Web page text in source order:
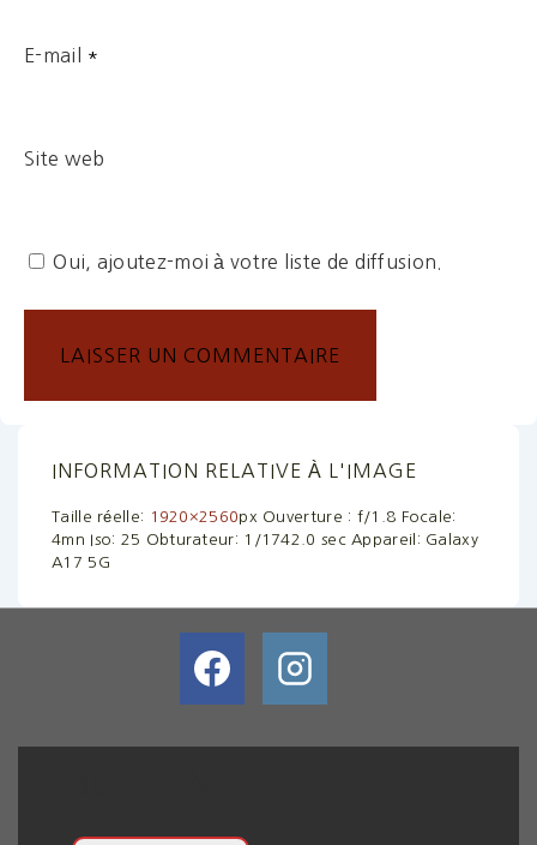
E-mail *
Site web
Oui, ajoutez-moi à votre liste de diffusion.
INFORMATION RELATIVE À L'IMAGE
Taille réelle: 1920×2560px Ouverture : f/1.8 Focale:
4mn Iso: 25 Obturateur: 1/1742.0 sec Appareil: Galaxy
A17 5G